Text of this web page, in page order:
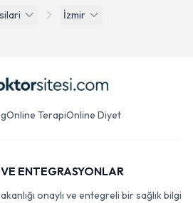
İzmir
Online TerapiOnline Diyet
ENTEGRASYONLAR
onaylı ve entegreli bir sağlık bilgi